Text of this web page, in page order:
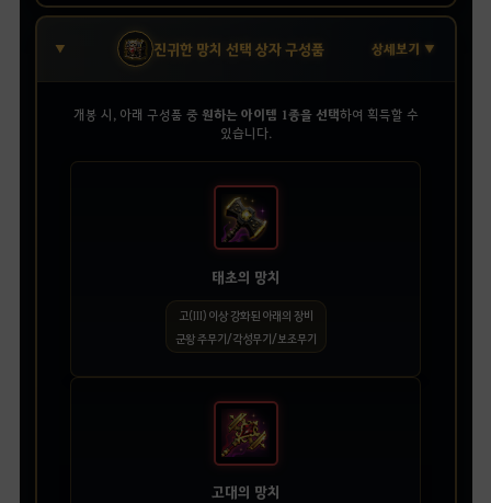
진귀한 망치 선택 상자 구성품 상세보기 ▼
개봉 시, 아래 구성품 중원하는 아이템 1종을 선택하여 획득할 수
있습니다.
태초의 망치
고(III) 이상 강화된 아래의 장비
군왕 주무기/각성무기/보조무기
고대의 망치